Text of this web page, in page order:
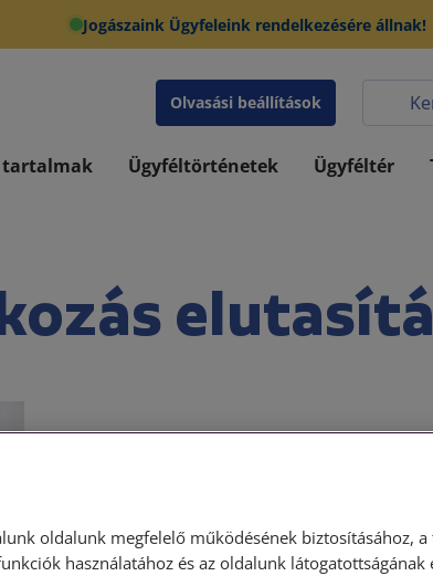
Jogászaink Ügyfeleink rendelkezésére állnak!
Olvasási beállítások
tartalmak Ügyféltörténetek Ügyféltér
oldalunk megfelelő működésének biztosításához,
használatához és az oldalunk